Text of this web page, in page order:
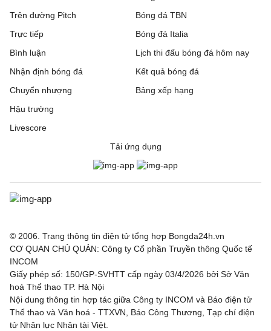
Trên đường Pitch
Trực tiếp
Bóng đá TBN
Bóng đá Italia
Bình luận
Nhận định bóng đá
Chuyển nhượng
Hậu trường
Livescore
Lịch thi đấu bóng đá hôm nay
Kết quả bóng đá
Bảng xếp hạng
Tải ứng dụng
© 2006. Trang thông tin điện tử tổng hợp Bongda24h.vn
CƠ QUAN CHỦ QUẢN: Công ty Cổ phần Truyền thông Quốc tế
INCOM
Giấy phép số: 150/GP-SVHTT cấp ngày 03/4/2026 bởi Sở Văn
hoá Thể thao TP. Hà Nội
Nội dung thông tin hợp tác giữa Công ty INCOM và Báo điện tử
Thể thao và Văn hoá - TTXVN, Báo Công Thương, Tạp chí điện
tử Nhân lực Nhân tài Việt.